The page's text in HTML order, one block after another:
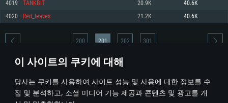
이 사이트의 쿠키에 대해
당사는 쿠키를 사용하여 사이트 성능 및 사용에 대한 정보를 수
집 및 분석하고, 소셜 미디어 기능 제공과 콘텐츠 및 광고를 개
570 혹은 그 이상
여유 저장 공간: 62.2 GB (전체 클라이언트)
네트워크: 브로드밴드 인터넷
여유 저장 공간: 62.2 GB (전체 클라이언트)
메모리: 16 GB
그래픽 카드: Vulkan 을 지원하고, 최신 그래픽 드라이버를 지원하는 NVIDIA
1060 (6개월 미만) 혹은 그와 동급의 성능을 가지며 최신 그래픽 드라이버를
지원하는 AMD RX 570 (6개월 미만; 최소사양 지원 해상도 720p) 이상
여유 저장 공간: 62.2 GB (전체 클라이언트)
4019 TANKBIT 20.9K 40.6K
4020 Red_leaves 21.2K 40.6K
* 순위표는 매일 1회 갱신됩니다
200 201 202 301